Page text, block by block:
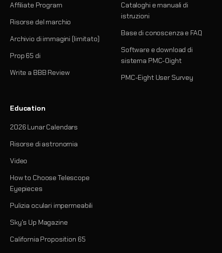
Affiliate Program
Risorse del marchio
Archivio di immagini (limitato)
Prop 65 di
Write a BBB Review
Cataloghi e manuali di
istruzioni
Base di conoscenza e FAQ
Software e download di
sistema PMC-Oight
PMC-Eight User Survey
Education
2026 Lunar Calendars
Risorse di astronomia
Video
How to Choose Telescope
Eyepieces
Pulizia oculari impermeabili
Sky's Up Magazine
California Proposition 65